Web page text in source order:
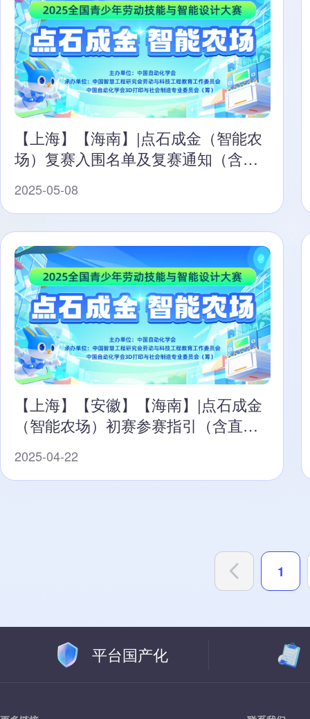
【上海】【海南】|点石成金（智能农
场）复赛入围名单及复赛通知（含直
2025-05-08
【上海】【安徽】【海南】|点石成金
（智能农场）初赛参赛指引（含直播
2025-04-22
1
平台国产化